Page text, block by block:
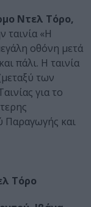
Nτελ Τόρο,
ταινία «Η
οθόνη μετά
πάλι. Η ταινία
των
για το
Παραγωγής και
Τόρο